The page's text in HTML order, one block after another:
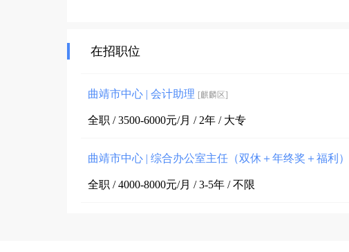
在招职位
曲靖市中心 | 会计助理 [麒麟区]
全职 / 3500-6000元/月 / 2年 / 大专
曲靖市中心 | 综合办公室主任（双休＋年终奖＋福利）
全职 / 4000-8000元/月 / 3-5年 / 不限